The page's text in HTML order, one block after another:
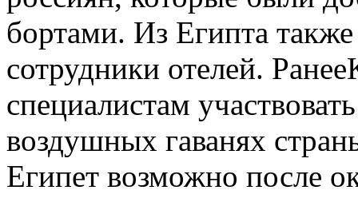
бортами. Из Египта
сотрудники отелей.
специалистам
воздушных гаванях
Египет возможно после